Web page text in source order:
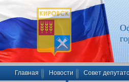
Главная Новости Совет